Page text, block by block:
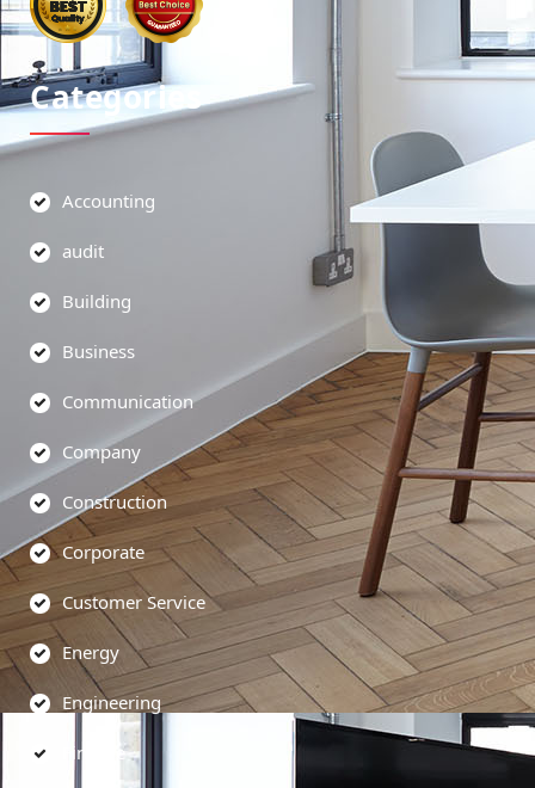
Categories
Accounting
audit
Building
Business
Communication
Company
Construction
Corporate
Customer Service
Energy
Engineering
Finance